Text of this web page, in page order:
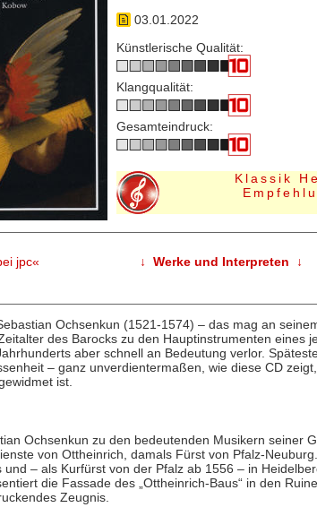
03.01.2022
Künstlerische Qualität:
Klangqualität:
Gesamteindruck:
Klassik
jpc« ↓ Werke und Interpreten ↓
Ochsenkun (1521-1574) – das mag an
des Barocks zu den Hauptinstrumenten eines
aber schnell an Bedeutung verlor.
– ganz unverdientermaßen, wie diese CD
ist.
Ochsenkun zu den bedeutenden Musikern seiner
von Ottheinrich, damals Fürst von Pfalz-
– als Kurfürst von der Pfalz ab 1556 – in
die Fassade des „Ottheinrich-Baus“ in den
Zeugnis.